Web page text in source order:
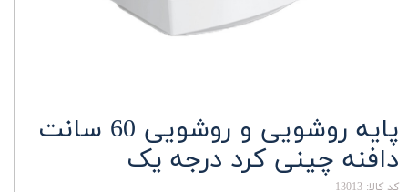
پایه روشویی و روشویی 60 سانت
دافنه چینی کرد درجه یک
کد کالا: 13013